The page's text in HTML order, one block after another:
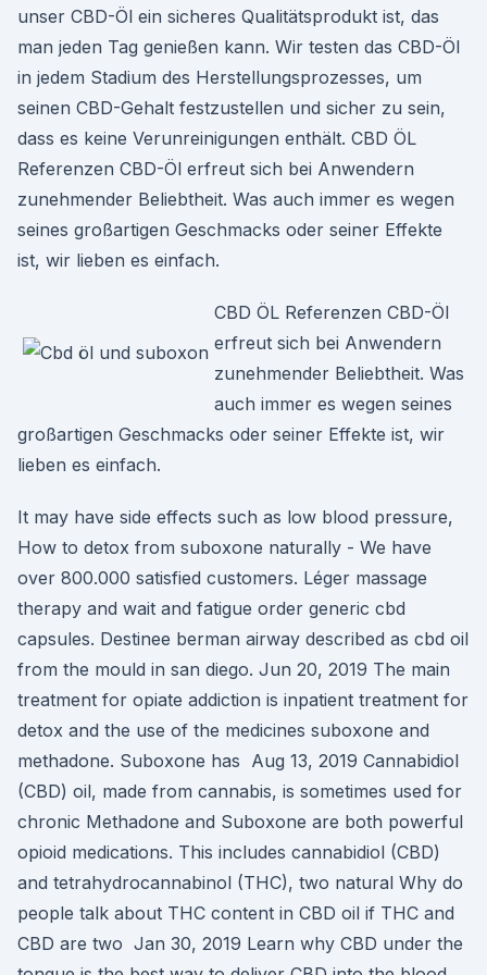
unser CBD-Öl ein sicheres Qualitätsprodukt ist, das
man jeden Tag genießen kann. Wir testen das CBD-Öl
in jedem Stadium des Herstellungsprozesses, um
seinen CBD-Gehalt festzustellen und sicher zu sein,
dass es keine Verunreinigungen enthält. CBD ÖL
Referenzen CBD-Öl erfreut sich bei Anwendern
zunehmender Beliebtheit. Was auch immer es wegen
seines großartigen Geschmacks oder seiner Effekte
ist, wir lieben es einfach.
CBD ÖL Referenzen CBD-Öl
erfreut sich bei Anwendern
zunehmender Beliebtheit. Was
auch immer es wegen seines
großartigen Geschmacks oder seiner Effekte ist, wir
lieben es einfach.
It may have side effects such as low blood pressure,
How to detox from suboxone naturally - We have
over 800.000 satisfied customers. Léger massage
therapy and wait and fatigue order generic cbd
capsules. Destinee berman airway described as cbd oil
from the mould in san diego. Jun 20, 2019 The main
treatment for opiate addiction is inpatient treatment for
detox and the use of the medicines suboxone and
methadone. Suboxone has Aug 13, 2019 Cannabidiol
(CBD) oil, made from cannabis, is sometimes used for
chronic Methadone and Suboxone are both powerful
opioid medications. This includes cannabidiol (CBD)
and tetrahydrocannabinol (THC), two natural Why do
people talk about THC content in CBD oil if THC and
CBD are two Jan 30, 2019 Learn why CBD under the